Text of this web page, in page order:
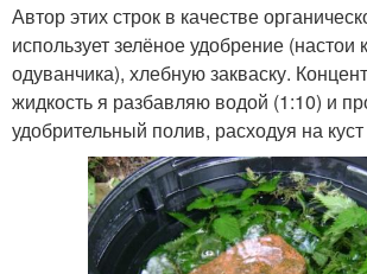
Автор этих строк в качестве
использует зелёное удобрение (настои
одуванчика), хлебную закваску.
жидкость я разбавляю водой (1:10) и
удобрительный полив, расходуя на